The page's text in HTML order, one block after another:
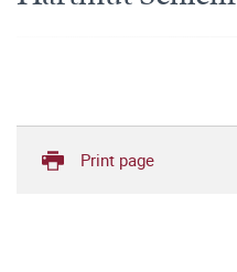
Print page